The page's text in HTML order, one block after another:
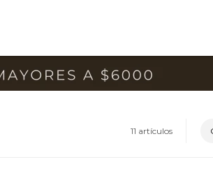
11 artículos